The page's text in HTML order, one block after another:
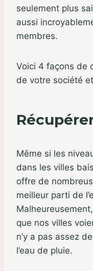
seulement plus
aussi
membres.
Voici 4 façons de
de votre société
Même si les
dans les villes
offre de
meilleur parti de
que nos villes
n’y a pas assez
l’eau de pluie.